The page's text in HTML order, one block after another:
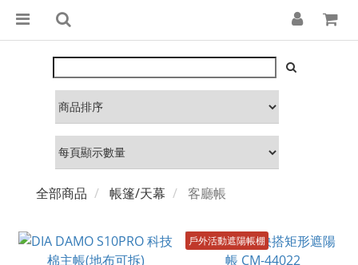
全部商品 帳篷/天幕 客廳帳
戶外活動遮陽帳棚